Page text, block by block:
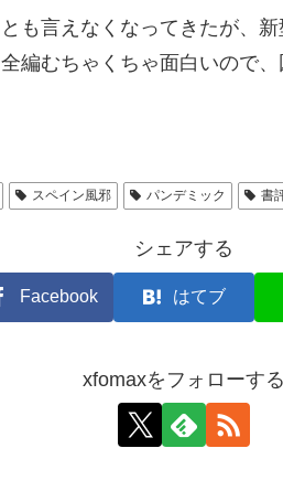
言えなくなってきたが、新
編むちゃくちゃ面白いので
スペイン風邪 パンデミック 書
シェアする
Facebook はてブ
xfomaxをフォローする